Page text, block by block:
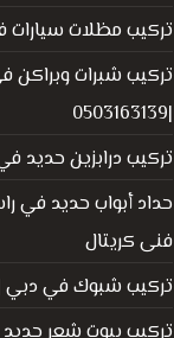
تركيب مظلات سيارات في
تركيب شبرات وبراكن
|0503163139
تركيب درابزين حديد في
فنى كريتال
تركيب شبوك في دبي